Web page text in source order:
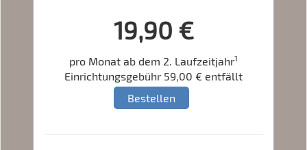
19,90 €
pro Monat ab dem 2. Laufzeitjahr1
Einrichtungsgebühr 59,00 € entfällt
Bestellen